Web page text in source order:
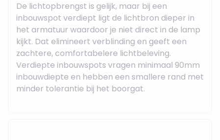
De lichtopbrengst is gelijk, maar bij een
inbouwspot verdiept ligt de lichtbron dieper in
het armatuur waardoor je niet direct in de lamp
kijkt. Dat elimineert verblinding en geeft een
zachtere, comfortabelere lichtbeleving.
Verdiepte inbouwspots vragen minimaal 90mm
inbouwdiepte en hebben een smallere rand met
minder tolerantie bij het boorgat.